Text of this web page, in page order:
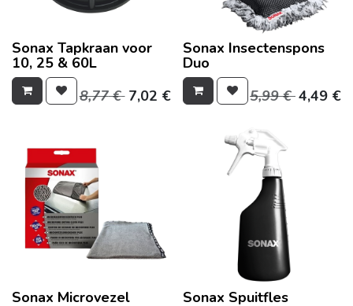
Sonax Tapkraan voor
10, 25 & 60L
8,77€ 7,02 €
Sonax Insectenspons
Duo
5,99€ 4,49 €
Sonax Microvezel Sonax Spuitfles